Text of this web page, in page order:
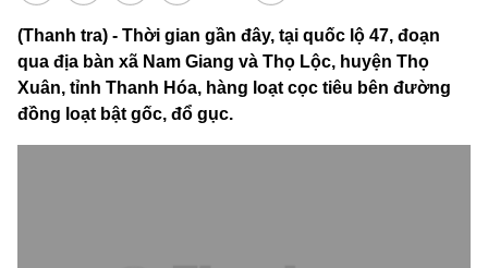
(Thanh tra) - Thời gian gần đây, tại quốc lộ 47, đoạn
qua địa bàn xã Nam Giang và Thọ Lộc, huyện Thọ
Xuân, tỉnh Thanh Hóa, hàng loạt cọc tiêu bên đường
đồng loạt bật gốc, đổ gục.